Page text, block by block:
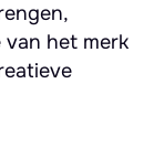
het merk